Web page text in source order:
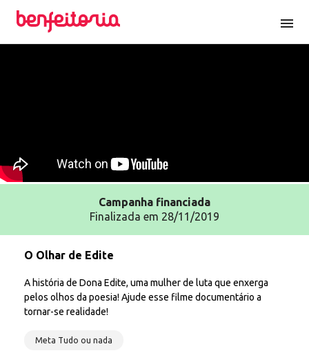
menu
Campanha financiada
Finalizada em 28/11/2019
O Olhar de Edite
A história de Dona Edite, uma mulher de luta que enxerga
pelos olhos da poesia! Ajude esse filme documentário a
tornar-se realidade!
Meta Tudo ou nada